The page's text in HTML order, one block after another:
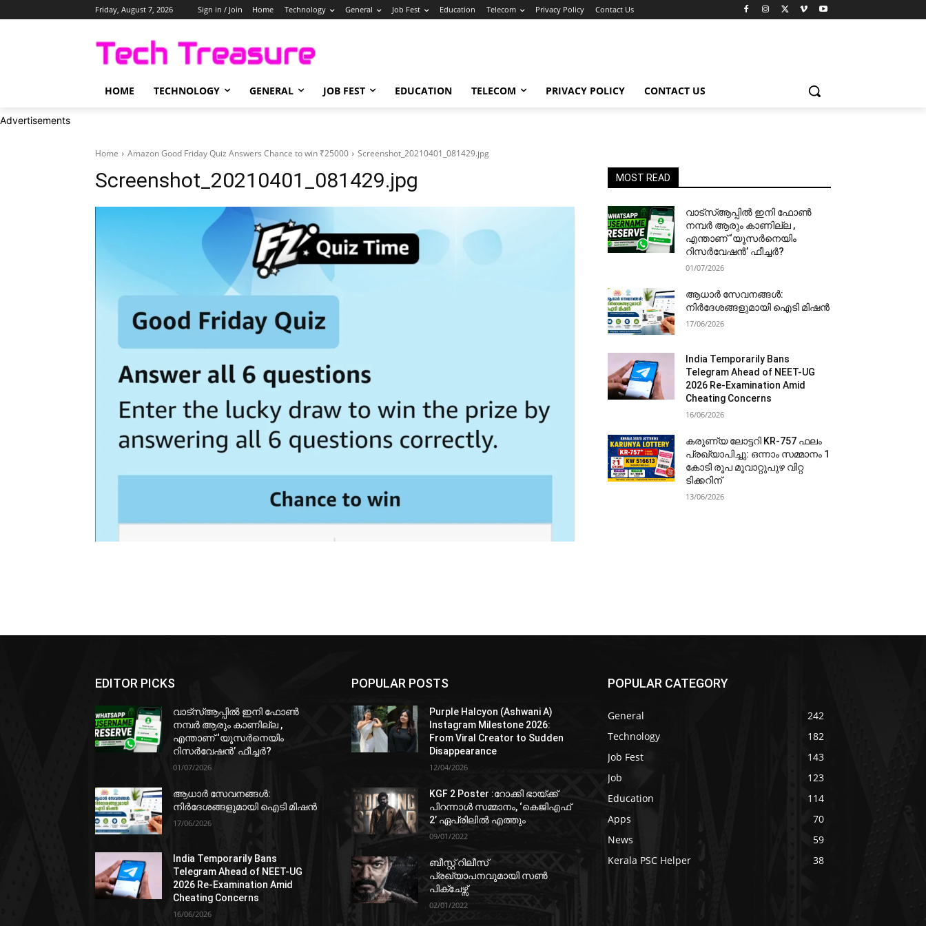
Friday, August 7, 2026 Sign in / Join Home Technology General Job Fest Education Telecom Privacy Policy Contact Us
HOME TECHNOLOGY GENERAL JOB FEST EDUCATION TELECOM PRIVACY POLICY CONTACT US
Advertisements
Home Amazon Good Friday Quiz Answers Chance to win ₹25000 Screenshot_20210401_081429.jpg
Screenshot_20210401_081429.jpg MOST READ
വാട്‌സ്ആപ്പിൽ ഇനി ഫോൺ
നമ്പർ ആരും കാണില്ല ,
എന്താണ് ‘യൂസർനെയിം
റിസർവേഷൻ’ ഫീച്ചർ?
01/07/2026
ആധാർ സേവനങ്ങൾ:
നിർദേശങ്ങളുമായി ഐടി മിഷൻ
17/06/2026
India Temporarily Bans
Telegram Ahead of NEET-UG
2026 Re-Examination Amid
Cheating Concerns
16/06/2026
കരുണ്യ ലോട്ടറി KR-757 ഫലം
പ്രഖ്യാപിച്ചു: ഒന്നാം സമ്മാനം 1
കോടി രൂപ മൂവാറ്റുപുഴ വിറ്റ
ടിക്കറിന്
13/06/2026
EDITOR PICKS
വാട്‌സ്ആപ്പിൽ ഇനി ഫോൺ
നമ്പർ ആരും കാണില്ല ,
എന്താണ് ‘യൂസർനെയിം
റിസർവേഷൻ’ ഫീച്ചർ?
01/07/2026
ആധാർ സേവനങ്ങൾ:
നിർദേശങ്ങളുമായി ഐടി മിഷൻ
17/06/2026
India Temporarily Bans
Telegram Ahead of NEET-UG
2026 Re-Examination Amid
Cheating Concerns
16/06/2026
POPULAR POSTS
Purple Halcyon (Ashwani A)
Instagram Milestone 2026:
From Viral Creator to Sudden
Disappearance
12/04/2026
KGF 2 Poster :റോക്കി ഭായ്ക്ക്
പിറന്നാൾ സമ്മാനം, ‘കെജിഎഫ്
2’ ഏപ്രിലിൽ എത്തും
09/01/2022
ബീസ്റ്റ് റിലീസ്
പ്രഖ്യാപനവുമായി സണ്‍
പിക്ചേഴ്സ്
02/01/2022
POPULAR CATEGORY
General
242
Technology
182
Job Fest
143
Job
123
Education
114
Apps
70
News
59
Kerala PSC Helper
38